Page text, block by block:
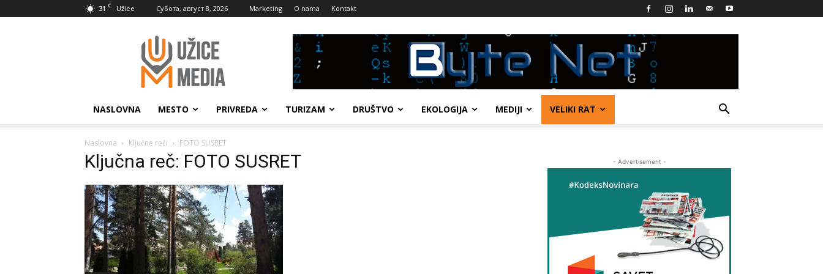
31 C Užice Субота, август 8, 2026 Marketing O nama Kontakt
UžiceMedia
NASLOVNA MESTO PRIVREDA TURIZAM DRUŠTVO EKOLOGIJA MEDIJI VELIKI RAT
Naslovna Ključne reči FOTO SUSRET
Ključna reč: FOTO SUSRET - Advertisement -